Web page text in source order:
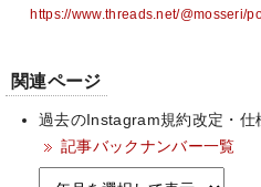
https://www.threads.net/@mosseri/
関連ページ
過去のInstagram規約改定・仕
記事バックナンバー一覧